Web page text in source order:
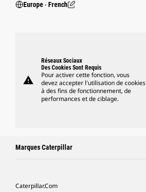
Europe ‧ French
warning
Réseaux Sociaux
Des Cookies Sont Requis
Pour activer cette fonction, vous
devez accepter l'utilisation de cookies
à des fins de fonctionnement, de
performances et de ciblage.
Marques Caterpillar
Caterpillar.com